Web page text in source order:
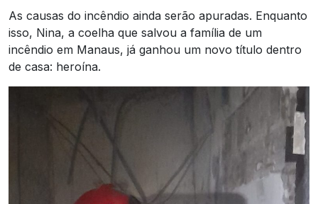
As causas do incêndio ainda serão apuradas. Enquanto
isso, Nina, a coelha que salvou a família de um
incêndio em Manaus, já ganhou um novo título dentro
de casa: heroína.